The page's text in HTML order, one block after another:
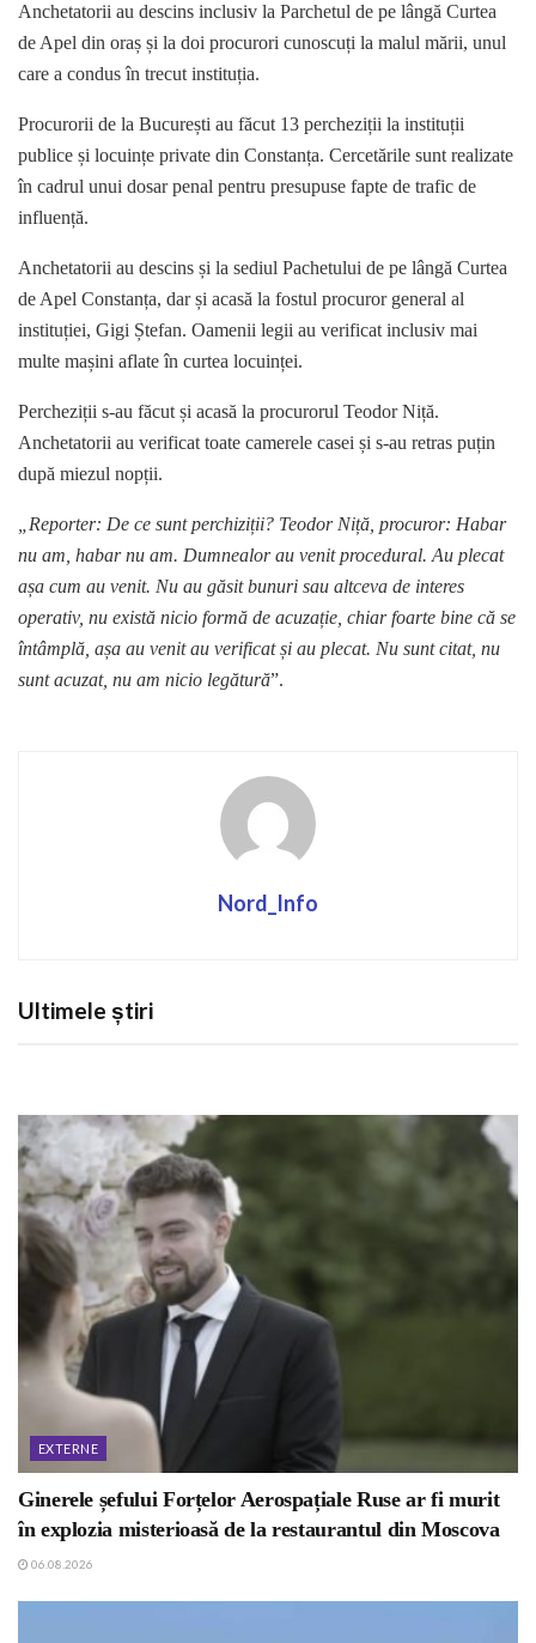
Anchetatorii au descins inclusiv la Parchetul de pe lângă Curtea
de Apel din oraș și la doi procurori cunoscuți la malul mării, unul
care a condus în trecut instituția.
Procurorii de la București au făcut 13 percheziții la instituții
publice și locuințe private din Constanța. Cercetările sunt realizate
în cadrul unui dosar penal pentru presupuse fapte de trafic de
influență.
Anchetatorii au descins și la sediul Pachetului de pe lângă Curtea
de Apel Constanța, dar și acasă la fostul procuror general al
instituției, Gigi Ștefan. Oamenii legii au verificat inclusiv mai
multe mașini aflate în curtea locuinței.
Percheziții s-au făcut și acasă la procurorul Teodor Niță.
Anchetatorii au verificat toate camerele casei și s-au retras puțin
după miezul nopții.
„Reporter: De ce sunt perchiziții? Teodor Niță, procuror: Habar
nu am, habar nu am. Dumnealor au venit procedural. Au plecat
așa cum au venit. Nu au găsit bunuri sau altceva de interes
operativ, nu există nicio formă de acuzație, chiar foarte bine că se
întâmplă, așa au venit au verificat și au plecat. Nu sunt citat, nu
sunt acuzat, nu am nicio legătură”.
Nord_Info
Ultimele știri
EXTERNE
Ginerele șefului Forțelor Aerospațiale Ruse ar fi murit
în explozia misterioasă de la restaurantul din Moscova
06.08.2026